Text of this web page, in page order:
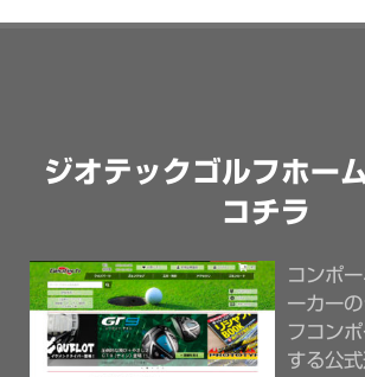
ジオテックゴルフホー
コチラ
コンポ
ーカー
フコン
する公式